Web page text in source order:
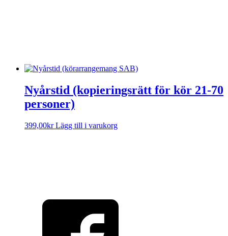
Nyårstid (kopieringsrätt för kör 21-70
personer)
399,00kr Lägg till i varukorg